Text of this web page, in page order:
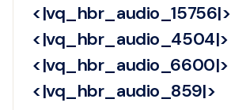
<|vq_hbr_audio_15756|>
<|vq_hbr_audio_4504|>
<|vq_hbr_audio_6600|>
<|vq_hbr_audio_859|>